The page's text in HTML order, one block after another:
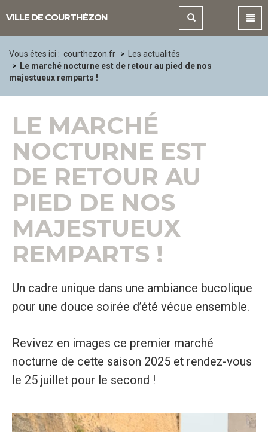
VILLE DE COURTHÉZON
Vous êtes ici : courthezon.fr
Les actualités
Le marché nocturne est de retour au pied de nos
majestueux remparts !
LE MARCHÉ
NOCTURNE EST
DE RETOUR AU
PIED DE NOS
MAJESTUEUX
REMPARTS !
Un cadre unique dans une ambiance bucolique
pour une douce soirée d’été vécue ensemble.
Revivez en images ce premier marché
nocturne de cette saison 2025 et rendez-vous
le 25 juillet pour le second !